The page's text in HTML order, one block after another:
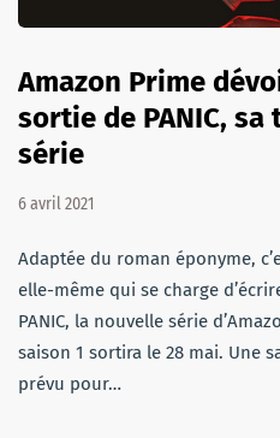
Amazon Prime
sortie de PANIC,
série
6 avril 2021
Adaptée du roman éponyme,
elle-même qui se charge
PANIC, la nouvelle série
saison 1 sortira le 28 mai. Une
prévu pour…